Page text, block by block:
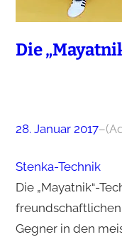
Die
28. Januar 2017–
Stenka-Technik
Die „Mayatnik“-
Gegner in den